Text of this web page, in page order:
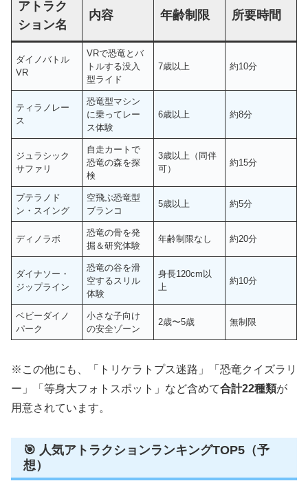
アトラク
ション名
内容 年齢制限 所要時間
ダイノバトル
VR
VRで恐竜とバ
トルする没入
型ライド
7歳以上 約10分
ティラノレー
ス
恐竜型マシン
に乗ってレー
ス体験
6歳以上 約8分
ジュラシック
サファリ
自走カートで
恐竜の森を探
検
3歳以上（同伴
可）
約15分
プテラノド
ン・スイング
空飛ぶ恐竜型
ブランコ
5歳以上 約5分
ディノラボ
恐竜の骨を発
掘＆研究体験
年齢制限なし 約20分
ダイナソー・
ジップライン
恐竜の谷を滑
空するスリル
体験
身長120cm以
上
約10分
ベビーダイノ
パーク
小さな子向け
の安全ゾーン
2歳〜5歳 無制限
※この他にも、「トリケラトプス迷路」「恐竜クイズラリ
ー」「等身大フォトスポット」など含めて合計22種類が
用意されています。
🎯 人気アトラクションランキングTOP5（予
想）